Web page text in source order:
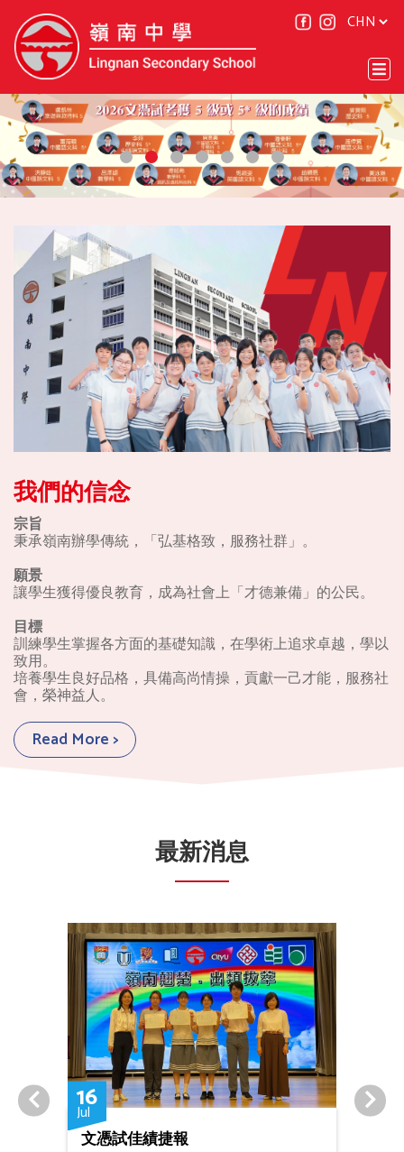
我們的信念
宗旨
秉承嶺南辦學傳統，「弘基格致，服務社群」。
願景
讓學生獲得優良教育，成為社會上「才德兼備」的公民。
目標
訓練學生掌握各方面的基礎知識，在學術上追求卓越，學以
致用。
培養學生良好品格，具備高尚情操，貢獻一己才能，服務社
會，榮神益人。
Read More >
最新消息
16
Jul
文憑試佳績捷報
15
Jul